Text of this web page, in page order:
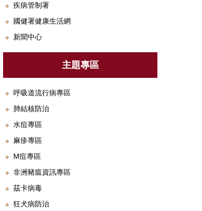
疾病管制署
國健署健康生活網
新聞中心
主題專區
呼吸道流行病專區
肺結核防治
水痘專區
麻疹專區
M痘專區
非洲豬瘟資訊專區
茲卡病毒
狂犬病防治